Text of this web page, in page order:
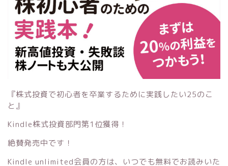
『株式投資で初心者を卒業するために実践したい25のこ
と』
Kindle株式投資部門第1位獲得！
絶賛発売中です！
Kindle unlimited会員の方は、いつでも無料でお読みいた